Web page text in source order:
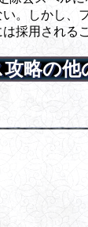
。しかし、
は採用される
略の他